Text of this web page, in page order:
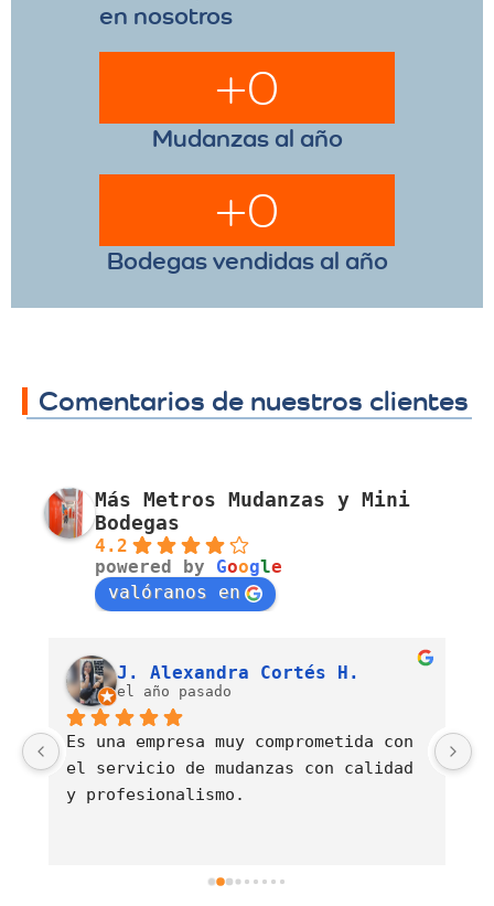
en nosotros
Mudanzas al año
+0
Bodegas vendidas al año
+0
Comentarios de nuestros clientes
Más Metros Mudanzas y Mini
Bodegas
4.2
powered by Google
valóranos en
J. Alexandra Cortés H.
el año pasado
Es una empresa muy comprometida con
el servicio de mudanzas con calidad
y profesionalismo.